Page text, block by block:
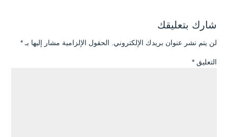
شارك بتعليقك
لن يتم نشر عنوان بريدك الإلكتروني. الحقول الإلزامية مشار إليها بـ *
التعليق *